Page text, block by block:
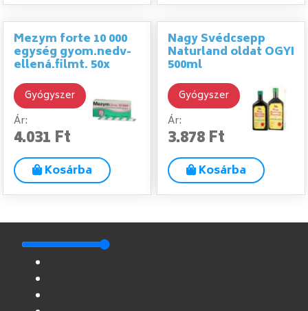
Mezym forte 10 000
egység gyom.nedv-
ellená.filmt. 50x
Gyógyszer
Ár:
4.031 Ft
Kosárba
Nagy Svédcsepp
Naturland oldat OGYI
500ml
Gyógyszer
Ár:
3.878 Ft
Kosárba